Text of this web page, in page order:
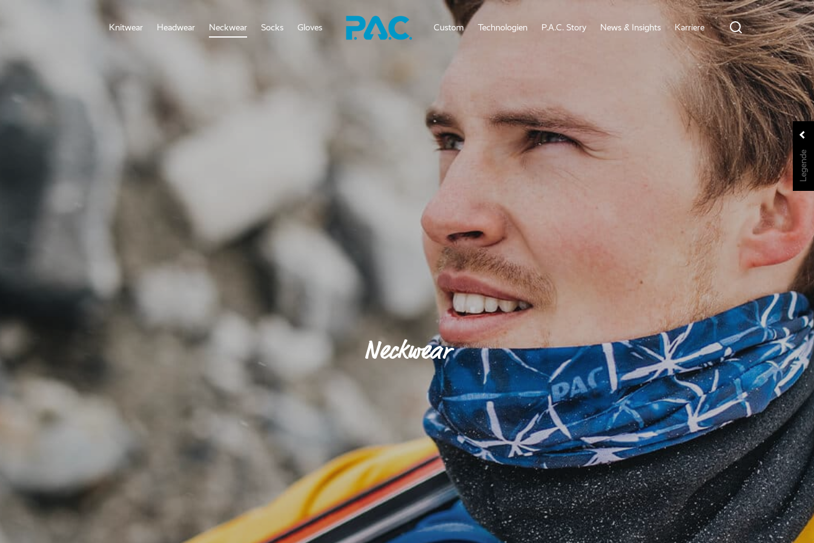
Knitwear Headwear Neckwear Socks Gloves Custom Technologien P.A.C. Story News & Insights Karriere
Neckwear
Legende